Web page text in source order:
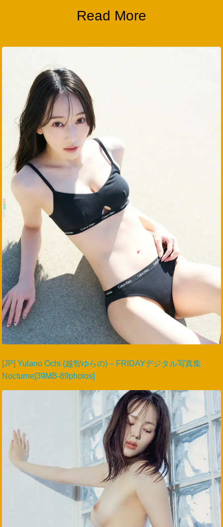
Read More
[JP] Yulano Ochi (越智ゆらの) – FRIDAYデジタル写真集
Nocturne[39MB-89photos]